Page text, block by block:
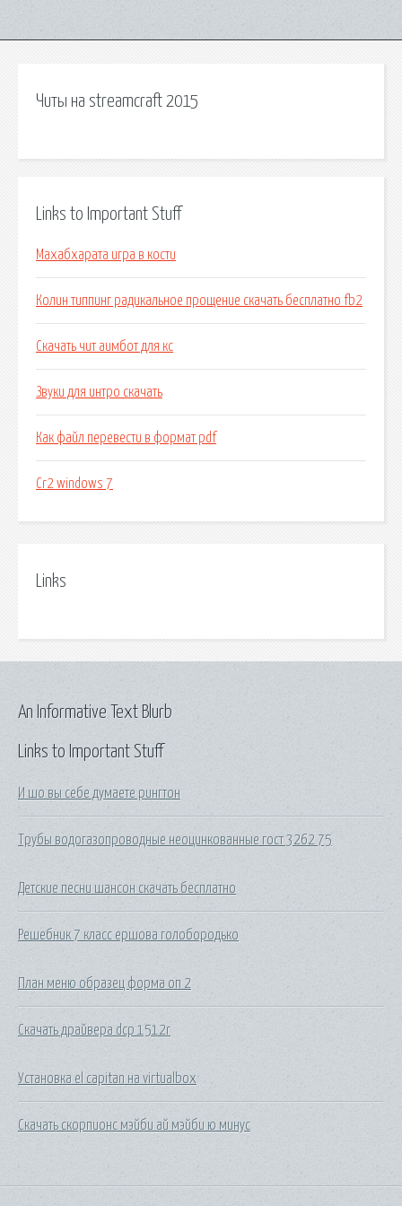
Читы на streamcraft 2015
Links to Important Stuff
Махабхарата игра в кости
Колин типпинг радикальное прощение скачать бесплатно fb2
Скачать чит аимбот для кс
Звуки для интро скачать
Как файл перевести в формат pdf
Cr2 windows 7
Links
Links to Important Stuff
И шо вы себе думаете рингтон
Трубы водогазопроводные неоцинкованные гост 3262 75
Детские песни шансон скачать бесплатно
Решебник 7 класс ершова голобородько
План меню образец форма оп 2
Скачать драйвера dcp 1512r
Установка el capitan на virtualbox
Скачать скорпионс мэйби ай мэйби ю минус
An Informative Text Blurb